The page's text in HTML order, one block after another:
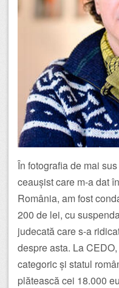
În fotografia de mai
ceaușist care m-a dat
România, am fost
200 de lei, cu
judecată care s-a
despre asta. La
categoric și statul
plătească cei 18.000